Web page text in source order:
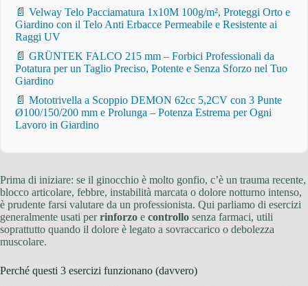
📄 Velway Telo Pacciamatura 1x10M 100g/m², Proteggi Orto e
Giardino con il Telo Anti Erbacce Permeabile e Resistente ai
Raggi UV
📄 GRÜNTEK FALCO 215 mm – Forbici Professionali da
Potatura per un Taglio Preciso, Potente e Senza Sforzo nel Tuo
Giardino
📄 Mototrivella a Scoppio DEMON 62cc 5,2CV con 3 Punte
Ø100/150/200 mm e Prolunga – Potenza Estrema per Ogni
Lavoro in Giardino
Prima di iniziare: se il ginocchio è molto gonfio, c’è un trauma recente,
blocco articolare, febbre, instabilità marcata o dolore notturno intenso,
è prudente farsi valutare da un professionista. Qui parliamo di esercizi
generalmente usati perrinforzo e controllo senza farmaci, utili
soprattutto quando il dolore è legato a sovraccarico o debolezza
muscolare.
Perché questi 3 esercizi funzionano (davvero)